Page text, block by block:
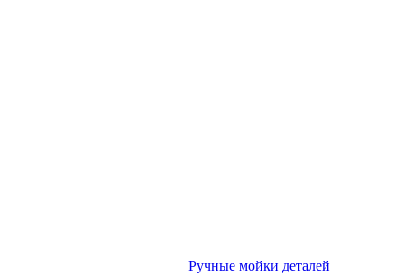
Ручные мойки деталей